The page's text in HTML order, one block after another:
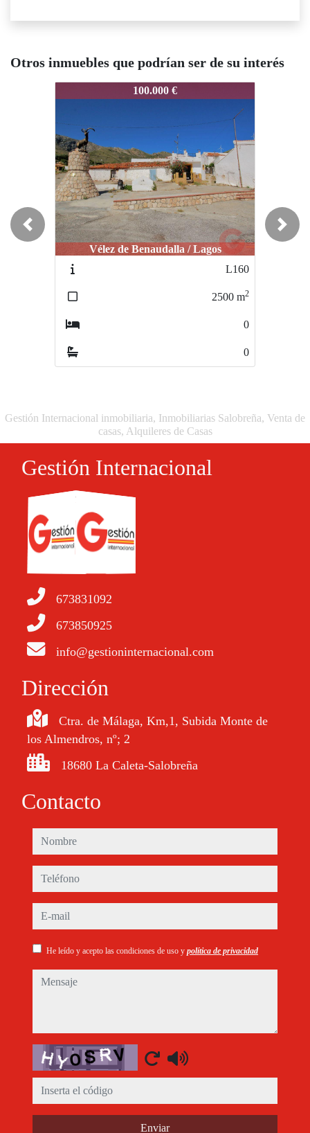
Otros inmuebles que podrían ser de su interés
100.000 €
Vélez de Benaudalla / Lagos
2
98.000 €
Vélez de Benaudalla / Lagos
10000
Previous Next
Gestión Internacional inmobiliaria, Inmobiliarias Salobreña, Venta de
casas, Alquileres de Casas
Gestión Internacional
673831092
673850925
info@gestioninternacional.com
Dirección
Ctra. de Málaga, Km,1, Subida Monte de
los Almendros, nº; 2
18680 La Caleta-Salobreña
Contacto
nombre
teléfono
e-mail
He leído y acepto las condiciones de uso y política de privacidad
mensaje
Captcha
Enviar